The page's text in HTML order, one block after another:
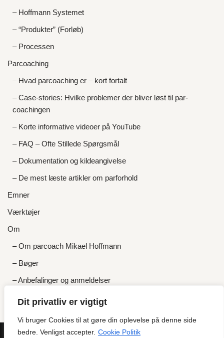
Dit privatliv er vigtigt
Vi bruger Cookies til at gøre din oplevelse på denne side
bedre. Venligst accepter. Cookie Politik
– Hoffmann Systemet
– “Produkter” (Forløb)
– Processen
Parcoaching
– Hvad parcoaching er – kort fortalt
– Case-stories: Hvilke problemer der bliver løst til par-
coachingen
– Korte informative videoer på YouTube
– FAQ – Ofte Stillede Spørgsmål
– Dokumentation og kildeangivelse
– De mest læste artikler om parforhold
Emner
Værktøjer
Om
– Om parcoach Mikael Hoffmann
– Bøger
– Anbefalinger og anmeldelser
– Priser og gratis tilbud
GDPR